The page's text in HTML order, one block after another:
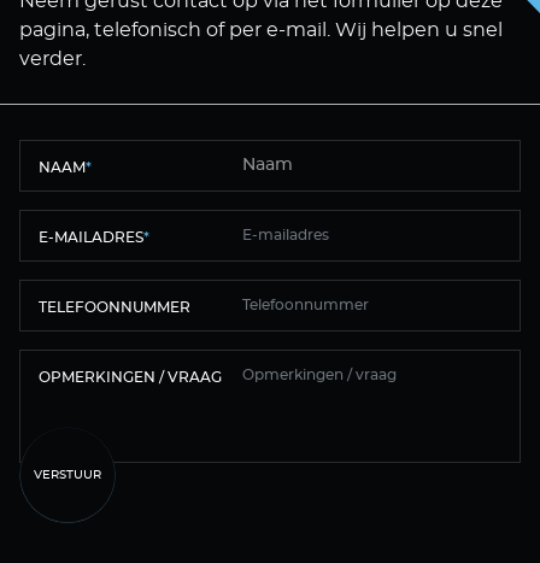
pagina, telefonisch of per e-mail. Wij helpen u snel
verder.
NAAM*
E-MAILADRES*
TELEFOONNUMMER
OPMERKINGEN / VRAAG
VERSTUUR